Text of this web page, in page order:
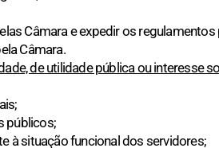
Câmara e expedir os regulamentos
Câmara.
de utilidade pública ou interesse
públicos;
à situação funcional dos servidores;